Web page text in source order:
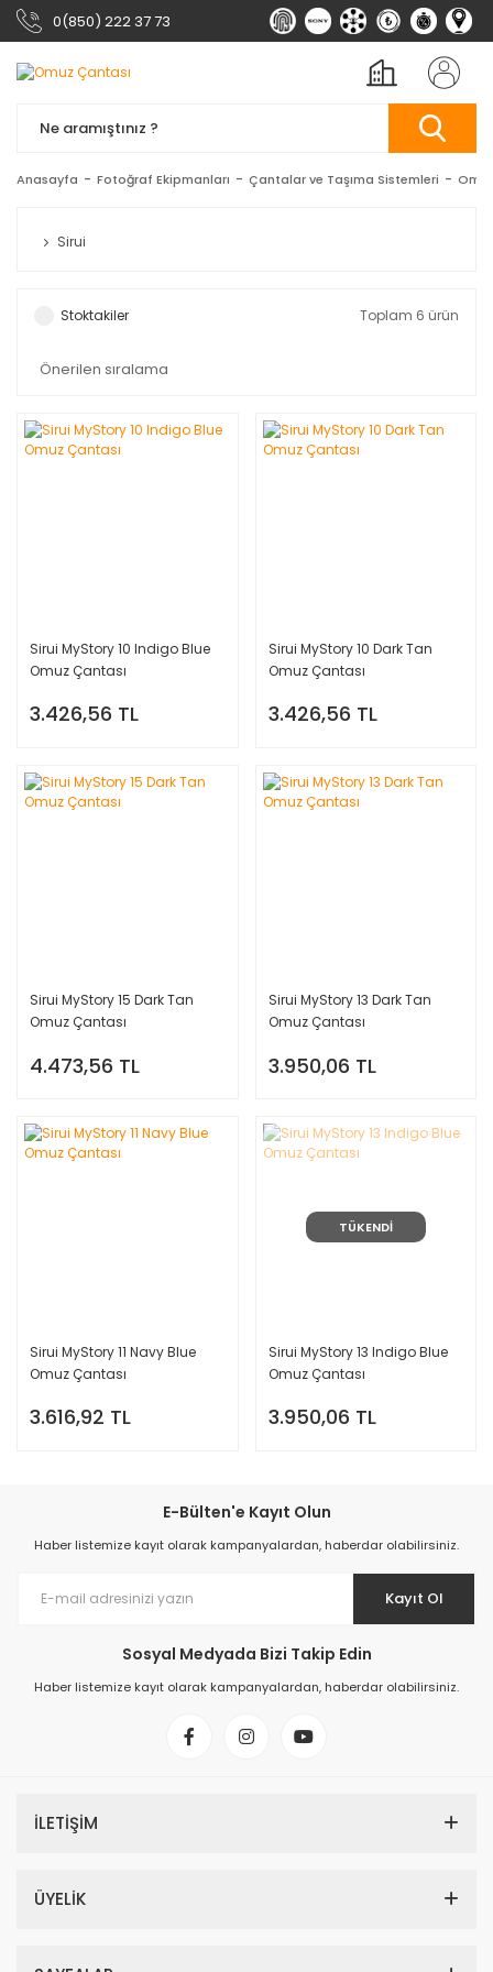
0(850) 222 37 73
Anasayfa Fotoğraf Ekipmanları Çantalar ve Taşıma Sistemleri
Sirui
Stoktakiler Toplam 6 ürün
Sirui MyStory 10 Indigo Blue
Omuz Çantası
3.426,56 TL
Sirui MyStory 10 Dark Tan
Omuz Çantası
3.426,56 TL
Sirui MyStory 15 Dark Tan
Omuz Çantası
4.473,56 TL
Sirui MyStory 13 Dark Tan
Omuz Çantası
3.950,06 TL
Sirui MyStory 11 Navy Blue
Omuz Çantası
3.616,92 TL
TÜKENDİ
Sirui MyStory 13 Indigo Blue
Omuz Çantası
3.950,06 TL
E-Bülten'e Kayıt Olun
Haber listemize kayıt olarak kampanyalardan, haberdar olabilirsiniz.
Kayıt Ol
Sosyal Medyada Bizi Takip Edin
Haber listemize kayıt olarak kampanyalardan, haberdar olabilirsiniz.
İLETİŞİM
ÜYELİK